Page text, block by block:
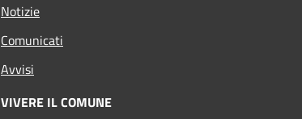
Notizie
Comunicati
Avvisi
VIVERE IL COMUNE